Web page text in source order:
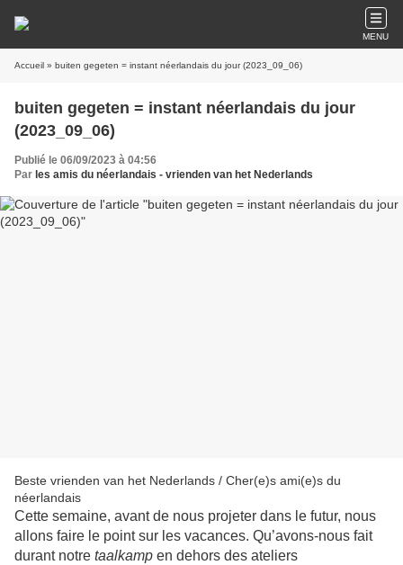
MENU
Accueil » buiten gegeten = instant néerlandais du jour (2023_09_06)
buiten gegeten = instant néerlandais du jour
(2023_09_06)
Publié le 06/09/2023 à 04:56
Par les amis du néerlandais - vrienden van het Nederlands
Beste vrienden van het Nederlands / Cher(e)s ami(e)s du
néerlandais
Cette semaine, avant de nous projeter dans le futur, nous
allons faire le point sur les vacances. Qu’avons-nous fait
durant notre taalkamp en dehors des ateliers